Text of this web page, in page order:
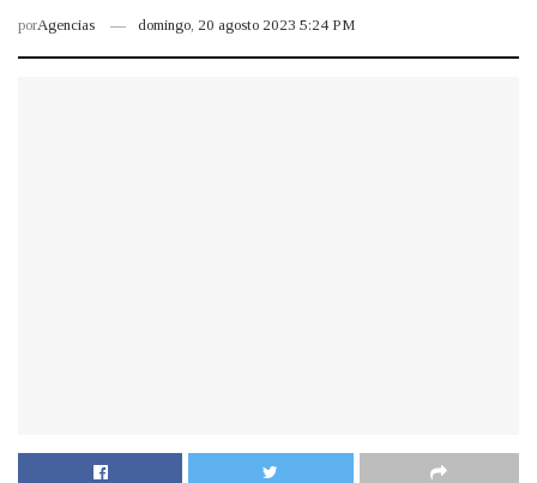
porAgencias domingo, 20 agosto 2023 5:24 PM